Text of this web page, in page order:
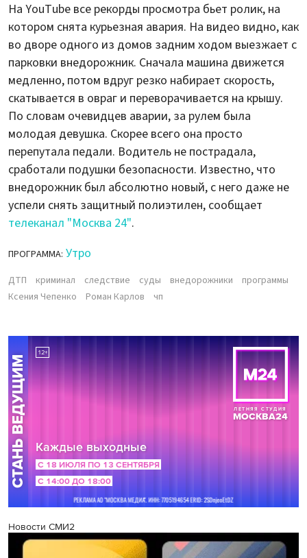
На YouTube все рекорды просмотра бьет ролик, на
котором снята курьезная авария. На видео видно, как
во дворе одного из домов задним ходом выезжает с
парковки внедорожник. Сначала машина движется
медленно, потом вдруг резко набирает скорость,
скатывается в овраг и переворачивается на крышу.
По словам очевидцев аварии, за рулем была
молодая девушка. Скорее всего она просто
перепутала педали. Водитель не пострадала,
сработали подушки безопасности. Известно, что
внедорожник был абсолютно новый, с него даже не
успели снять защитный полиэтилен, сообщает
телеканал "Москва 24".
ПРОГРАММА: Утро
ДТП криминал следствие суды внедорожники
программы
Ксения Чепенко
Роман Карлов чп
Новости СМИ2